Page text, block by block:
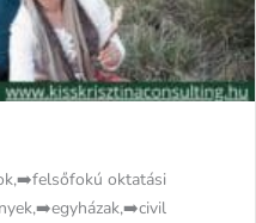
oktatási